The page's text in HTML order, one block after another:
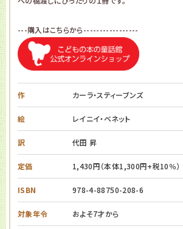
---購入はこちらから-----------------
作 カーラ・スティーブンズ
絵 レイニイ・ベネット
訳 代田 昇
定価 1,430円（本体1,300円+税10％）
ISBN 978-4-88750-208-6
対象年令 およそ7才から